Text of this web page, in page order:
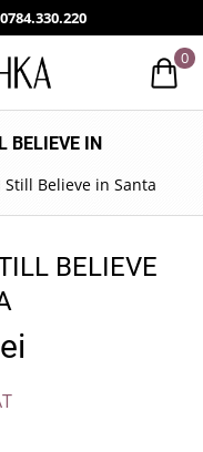
0784.330.220
0
BELIEVE IN
Believe in Santa
BELIEVE
lei